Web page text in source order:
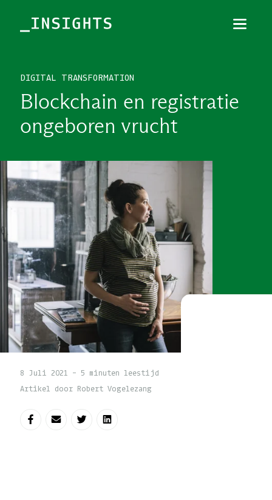
DIGITAL TRANSFORMATION
Blockchain en registratie
ongeboren vrucht
8 Juli 2021 - 5 minuten leestijd
Artikel door Robert Vogelezang
TOPICS
NIEUWSBRIEF